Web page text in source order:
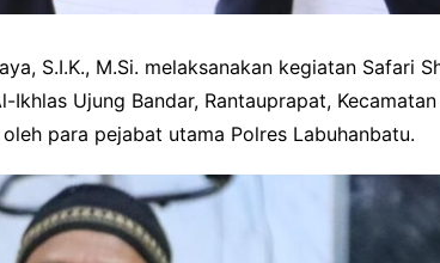
S.I.K., M.Si. melaksanakan kegiatan Safari
Ujung Bandar, Rantauprapat,
para pejabat utama Polres Labuhanbatu.